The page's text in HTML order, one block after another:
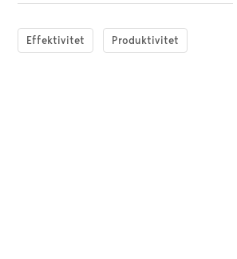
Effektivitet Produktivitet